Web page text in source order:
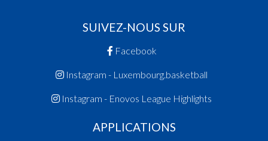
SUIVEZ-NOUS SUR
Facebook
Instagram - Luxembourg.basketball
Instagram - Enovos League Highlights
APPLICATIONS